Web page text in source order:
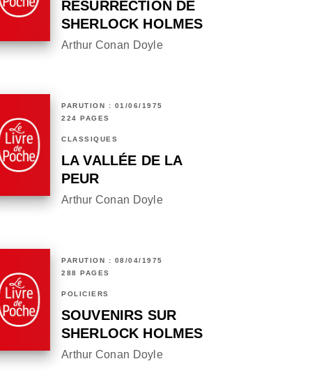
RÉSURRECTION DE
SHERLOCK HOLMES
Arthur Conan Doyle
PARUTION : 01/06/1975
224 PAGES
CLASSIQUES
LA VALLÉE DE LA
PEUR
Arthur Conan Doyle
PARUTION : 08/04/1975
288 PAGES
POLICIERS
SOUVENIRS SUR
SHERLOCK HOLMES
Arthur Conan Doyle